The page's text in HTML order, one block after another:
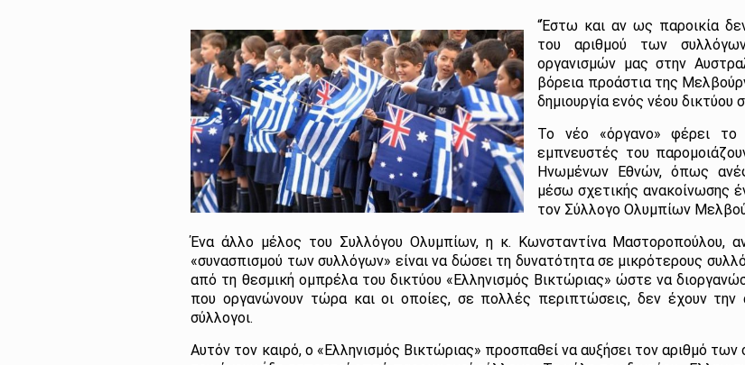
“Έστω και αν ως παροικία
του αριθμού των
οργανισμών μας στην
βόρεια προάστια της
δημιουργία ενός νέου δικτύου
Το νέο «όργανο» φέρει το
εμπνευστές του
Ηνωμένων Εθνών, όπως
μέσω σχετικής ανακοίνωσης
τον Σύλλογο Ολυμπίων
Ένα άλλο μέλος του Συλλόγου Ολυμπίων, η κ. Κωνσταντίνα Μαστοροπούλου,
«συνασπισμού των συλλόγων» είναι να δώσει τη δυνατότητα σε μικρότερους
από τη θεσμική ομπρέλα του δικτύου «Ελληνισμός Βικτώριας» ώστε να
που οργανώνουν τώρα και οι οποίες, σε πολλές περιπτώσεις, δεν έχουν
σύλλογοι.
Αυτόν τον καιρό, ο «Ελληνισμός Βικτώριας» προσπαθεί να αυξήσει τον αριθμό